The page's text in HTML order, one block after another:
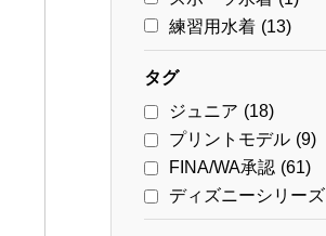
練習用水着 (13)
タグ
ジュニア (18)
プリントモデル (9)
FINA/WA承認 (61)
ディズニーシリーズ